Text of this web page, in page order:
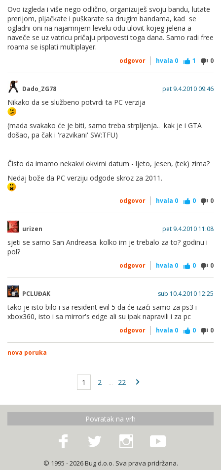
Ovo izgleda i više nego odlično, organizuješ svoju bandu, lutate
prerijom, pljačkate i puškarate sa drugim bandama, kad se
ogladni oni na najamnjem levelu odu ulovit kojeg jelena a
naveče se uz vatricu pričaju pripovesti toga dana. Samo radi free
roama se isplati multiplayer.
odgovor hvala 0 1 0
Dado_ZG78 pet 9.4.2010 09:46
Nikako da se službeno potvrdi ta PC verzija
(mada svakako će je biti, samo treba strpljenja.. kak je i GTA
došao, pa čak i 'razvikani' SW:TFU)
Čisto da imamo nekakvi okvirni datum - ljeto, jesen, (tek) zima?
Nedaj bože da PC verziju odgode skroz za 2011.
odgovor hvala 0 0 0
urizen pet 9.4.2010 11:08
sjeti se samo San Andreasa. kolko im je trebalo za to? godinu i
pol?
odgovor hvala 0 0 0
PCLUĐAK sub 10.4.2010 12:25
tako je isto bilo i sa resident evil 5 da će izaći samo za ps3 i
xbox360, isto i sa mirror's edge ali su ipak napravili i za pc
odgovor hvala 0 0 0
nova poruka
1 2 ... 22
Povratak na vrh
© 1995 - 2026 Bug d.o.o. Sva prava pridržana.